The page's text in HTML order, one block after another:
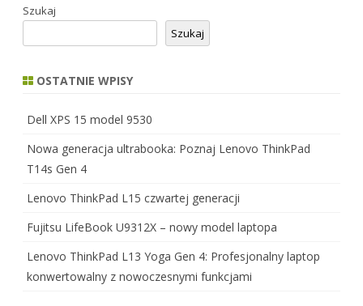
Szukaj
Szukaj
OSTATNIE WPISY
Dell XPS 15 model 9530
Nowa generacja ultrabooka: Poznaj Lenovo ThinkPad
T14s Gen 4
Lenovo ThinkPad L15 czwartej generacji
Fujitsu LifeBook U9312X – nowy model laptopa
Lenovo ThinkPad L13 Yoga Gen 4: Profesjonalny laptop
konwertowalny z nowoczesnymi funkcjami